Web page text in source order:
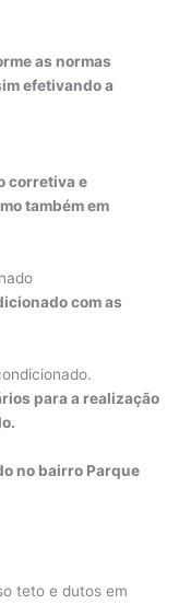
as normas
efetivando a
corretiva e
também em
com as
para a realização
no bairro Parque
teto e dutos em